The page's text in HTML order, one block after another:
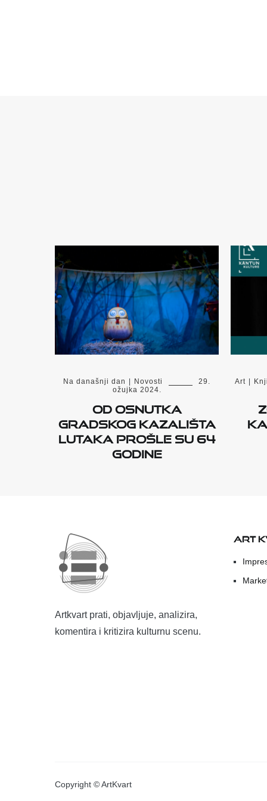
Na današnji dan Novosti
29.
ožujka 2024.
Od osnutka
Gradskog kazališta
lutaka prošle su 64
godine
Art
Artkvart prati, objavljuje, analizira,
komentira i kritizira kulturnu scenu.
ART
Copyright © ArtKvart